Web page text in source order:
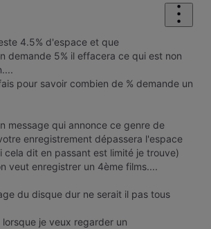
4.5% d'espace et que
demande 5% il effacera ce qui est non
pour savoir combien de % demande un
message qui annonce ce genre de
enregistrement dépassera l'espace
cela dit en passant est limité je trouve)
veut enregistrer un 4ème films....
du disque dur ne serait il pas tous
je veux regarder un